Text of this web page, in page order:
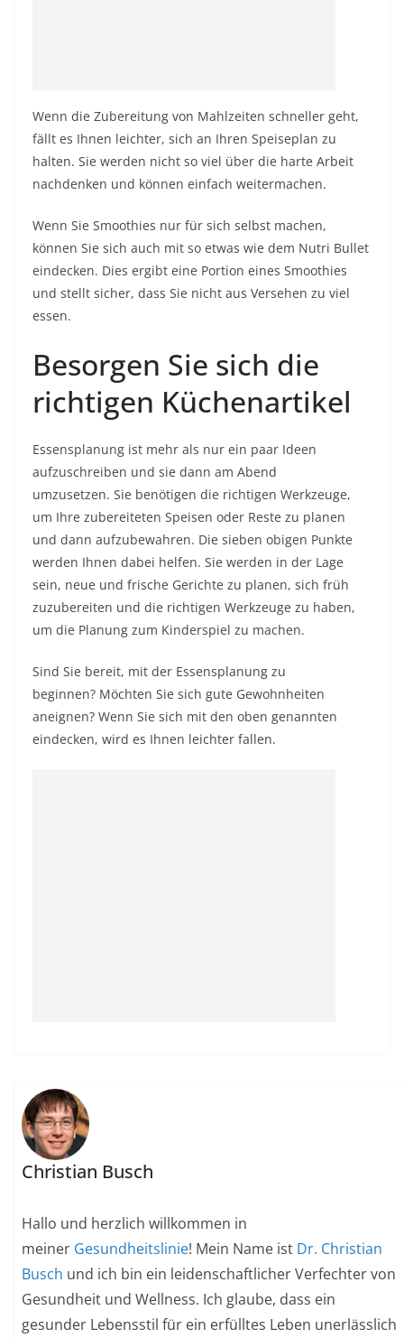
Wenn die Zubereitung von Mahlzeiten schneller geht,
fällt es Ihnen leichter, sich an Ihren Speiseplan zu
halten. Sie werden nicht so viel über die harte Arbeit
nachdenken und können einfach weitermachen.
Wenn Sie Smoothies nur für sich selbst machen,
können Sie sich auch mit so etwas wie dem Nutri Bullet
eindecken. Dies ergibt eine Portion eines Smoothies
und stellt sicher, dass Sie nicht aus Versehen zu viel
essen.
Besorgen Sie sich die
richtigen Küchenartikel
Essensplanung ist mehr als nur ein paar Ideen
aufzuschreiben und sie dann am Abend
umzusetzen. Sie benötigen die richtigen Werkzeuge,
um Ihre zubereiteten Speisen oder Reste zu planen
und dann aufzubewahren. Die sieben obigen Punkte
werden Ihnen dabei helfen. Sie werden in der Lage
sein, neue und frische Gerichte zu planen, sich früh
zuzubereiten und die richtigen Werkzeuge zu haben,
um die Planung zum Kinderspiel zu machen.
Sind Sie bereit, mit der Essensplanung zu
beginnen? Möchten Sie sich gute Gewohnheiten
aneignen? Wenn Sie sich mit den oben genannten
eindecken, wird es Ihnen leichter fallen.
Christian Busch
Hallo und herzlich willkommen in
meiner Gesundheitslinie! Mein Name ist Dr. Christian
Busch und ich bin ein leidenschaftlicher Verfechter von
Gesundheit und Wellness. Ich glaube, dass ein
gesunder Lebensstil für ein erfülltes Leben unerlässlich